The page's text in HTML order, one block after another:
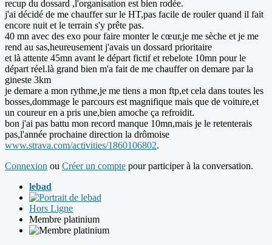
recup du dossard ,l'organisation est bien rodée.
j'ai décidé de me chauffer sur le HT,pas facile de rouler quand il fait
encore nuit et le terrain s'y prête pas.
40 mn avec des exo pour faire monter le cœur,je me sèche et je me
rend au sas,heureusement j'avais un dossard prioritaire
et là attente 45mn avant le départ fictif et rebelote 10mn pour le
départ réel.là grand bien m'a fait de me chauffer on demare par la
gineste 3km
je demare a mon rythme,je me tiens a mon ftp,et cela dans toutes les
bosses,dommage le parcours est magnifique mais que de voiture,et
un coureur en a pris une,bien amoche ça refroidit.
bon j'ai pas battu mon record manque 10mn,mais je le retenterais
pas,l'année prochaine direction la drômoise
www.strava.com/activities/1860106802.
Connexion ou Créer un compte pour participer à la conversation.
lebad
Hors Ligne
Membre platinium